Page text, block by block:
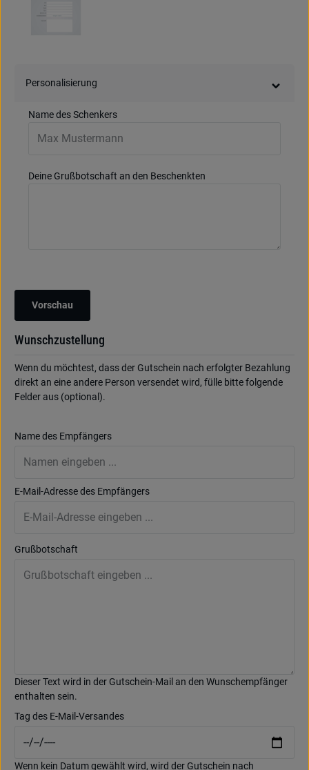
Personalisierung
Name des Schenkers
Deine Grußbotschaft an den Beschenkten
Vorschau
Wunschzustellung
Wenn du möchtest, dass der Gutschein nach erfolgter Bezahlung
direkt an eine andere Person versendet wird, fülle bitte folgende
Felder aus (optional).
Name des Empfängers
E-Mail-Adresse des Empfängers
Grußbotschaft
Dieser Text wird in der Gutschein-Mail an den Wunschempfänger
enthalten sein.
Tag des E-Mail-Versandes
Wenn kein Datum gewählt wird, wird der Gutschein nach